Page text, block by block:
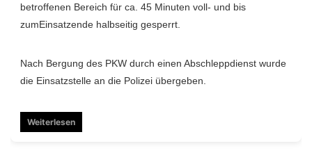
betroffenen Bereich für ca. 45 Minuten voll- und bis
zumEinsatzende halbseitig gesperrt.
Nach Bergung des PKW durch einen Abschleppdienst wurde
die Einsatzstelle an die Polizei übergeben.
Weiterlesen